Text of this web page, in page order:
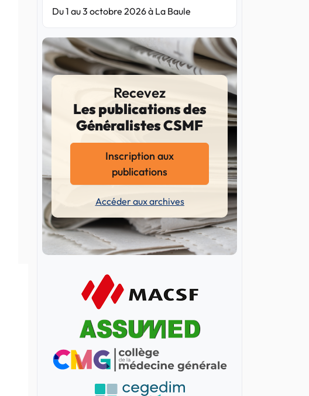
Du 1 au 3 octobre 2026 à La Baule
Recevez
Les publications des
Généralistes CSMF
Inscription aux
publications
Accéder aux archives